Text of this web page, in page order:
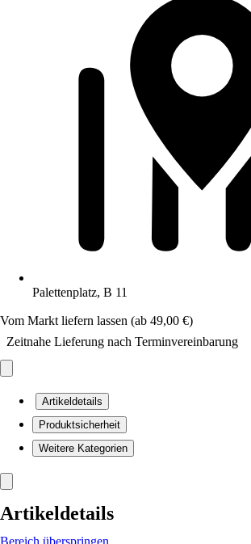
Palettenplatz, B 11
Vom Markt liefern lassen (ab 49,00 €)
Zeitnahe Lieferung nach Terminvereinbarung
Artikeldetails
Produktsicherheit
Weitere Kategorien
Artikeldetails
Bereich überspringen